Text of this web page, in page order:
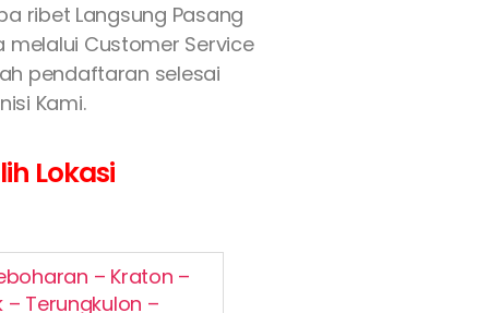
ribet Langsung Pasang
melalui Customer Service
pendaftaran selesai
Kami.
Lokasi
– Kraton –
Terungkulon –